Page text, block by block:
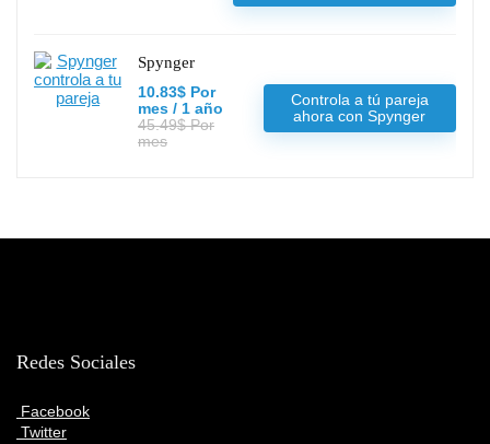
Spynger
10.83$ Por
mes / 1 año
45.49$ Por
mes
Controla a tú pareja
ahora con Spynger
Redes Sociales
Facebook
Twitter